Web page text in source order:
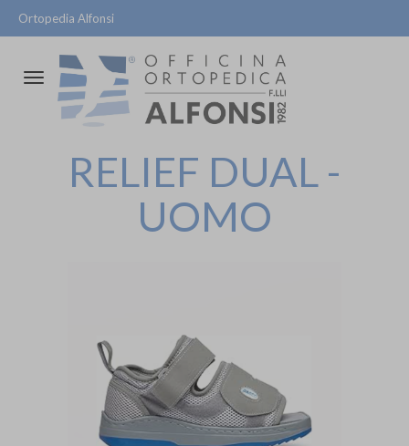
Ortopedia Alfonsi
Attiva/disattiva
navigazione
RELIEF DUAL -
UOMO